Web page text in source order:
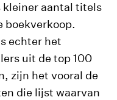
kleiner aantal titels
boekverkoop.
echter het
uit de top 100
zijn het vooral de
die lijst waarvan